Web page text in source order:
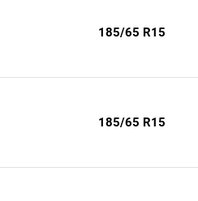
185/65 R15
185/65 R15